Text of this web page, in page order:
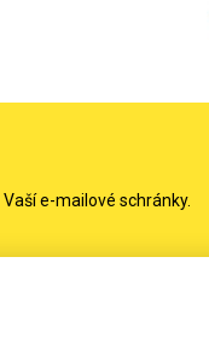
e-mailové schránky.